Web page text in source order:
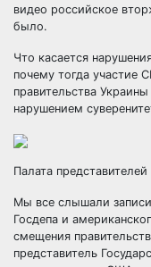
видео российское
было.
Что касается
почему тогда участие
правительства
нарушением
Палата
Мы все слышали
Госдепа и
смещения
представитель